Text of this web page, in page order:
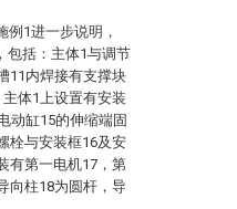
例1进一步说明，
包括：主体1与调节
11内焊接有支撑块
体1上设置有安装
动缸15的伸缩端固
栓与安装框16及安
有第一电机17，第
向柱18为圆杆，导